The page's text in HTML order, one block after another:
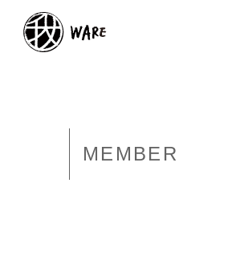
MEMBER